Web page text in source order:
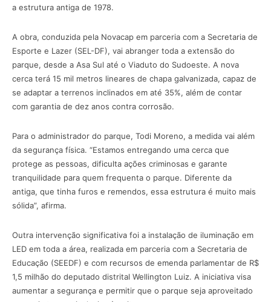
a estrutura antiga de 1978.
A obra, conduzida pela Novacap em parceria com a Secretaria de
Esporte e Lazer (SEL-DF), vai abranger toda a extensão do
parque, desde a Asa Sul até o Viaduto do Sudoeste. A nova
cerca terá 15 mil metros lineares de chapa galvanizada, capaz de
se adaptar a terrenos inclinados em até 35%, além de contar
com garantia de dez anos contra corrosão.
Para o administrador do parque, Todi Moreno, a medida vai além
da segurança física. “Estamos entregando uma cerca que
protege as pessoas, dificulta ações criminosas e garante
tranquilidade para quem frequenta o parque. Diferente da
antiga, que tinha furos e remendos, essa estrutura é muito mais
sólida”, afirma.
Outra intervenção significativa foi a instalação de iluminação em
LED em toda a área, realizada em parceria com a Secretaria de
Educação (SEEDF) e com recursos de emenda parlamentar de R$
1,5 milhão do deputado distrital Wellington Luiz. A iniciativa visa
aumentar a segurança e permitir que o parque seja aproveitado